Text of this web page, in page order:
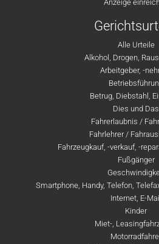
Anzeige
Alle Urteile
Alkohol, Drogen,
Arbeitgeber, -
Betrug, Diebstahl,
Dies und Das
Fahrerlaubnis /
Fahrlehrer /
Fahrzeugkauf, -verkauf, -
Fußgänger
Smartphone, Handy, Telefon,
Internet, E-Mail
Kinder
Miet-,